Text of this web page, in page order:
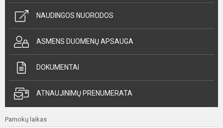
NAUDINGOS NUORODOS
ASMENS DUOMENŲ APSAUGA
DOKUMENTAI
ATNAUJINIMŲ PRENUMERATA
Pamokų laikas